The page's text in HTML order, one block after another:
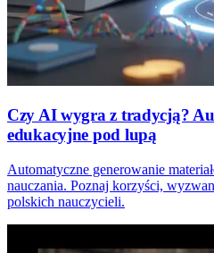
Czy AI wygra z tradycją?
edukacyjne pod lupą
Automatyczne generowanie
nauczania. Poznaj korzyści,
polskich nauczycieli.